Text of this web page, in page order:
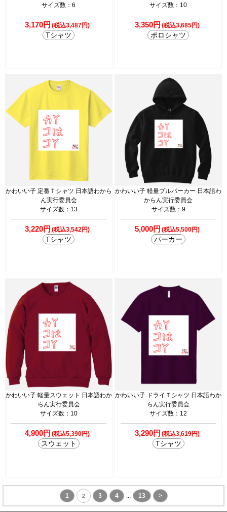
サイズ数：6
3,170円 (税込3,487円)
Tシャツ
サイズ数：10
3,350円 (税込3,685円)
ポロシャツ
かわいい子 定番Ｔシャツ 日本語わから
ん実行委員会
サイズ数：13
3,220円 (税込3,542円)
Tシャツ
かわいい子 軽量プルパーカー 日本語わ
からん実行委員会
サイズ数：9
5,000円 (税込5,500円)
パーカー
かわいい子 軽量スウェット 日本語わか
らん実行委員会
サイズ数：10
4,900円 (税込5,390円)
スウェット
かわいい子 ドライＴシャツ 日本語わか
らん実行委員会
サイズ数：12
3,290円 (税込3,619円)
Tシャツ
1 2 3 4 ... 13 >